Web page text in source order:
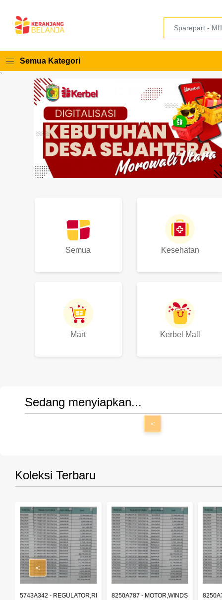
Semua Kategori
`
Semua Kesehatan
Mart Kerbel Mall
Sedang menyiapkan...
<
Koleksi Terbaru
DOOR WINDOW,LH
5743A342 - REGULATOR,RR DOOR WINDOW,RH8250A787 - MOTOR,WINDSHIELD
<